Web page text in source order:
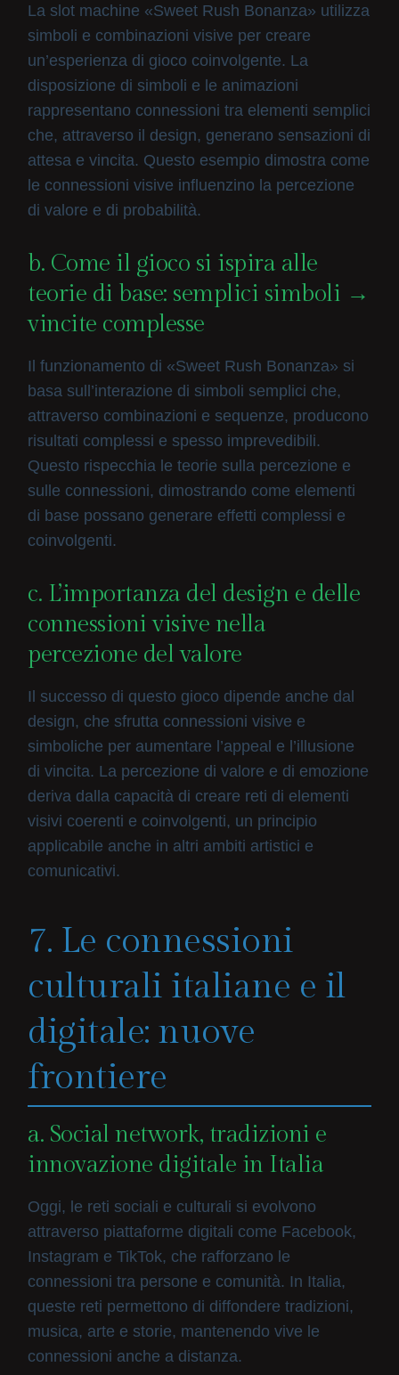
La slot machine «Sweet Rush Bonanza» utilizza
simboli e combinazioni visive per creare
un’esperienza di gioco coinvolgente. La
disposizione di simboli e le animazioni
rappresentano connessioni tra elementi semplici
che, attraverso il design, generano sensazioni di
attesa e vincita. Questo esempio dimostra come
le connessioni visive influenzino la percezione
di valore e di probabilità.
b. Come il gioco si ispira alle
teorie di base: semplici simboli →
vincite complesse
Il funzionamento di «Sweet Rush Bonanza» si
basa sull’interazione di simboli semplici che,
attraverso combinazioni e sequenze, producono
risultati complessi e spesso imprevedibili.
Questo rispecchia le teorie sulla percezione e
sulle connessioni, dimostrando come elementi
di base possano generare effetti complessi e
coinvolgenti.
c. L’importanza del design e delle
connessioni visive nella
percezione del valore
Il successo di questo gioco dipende anche dal
design, che sfrutta connessioni visive e
simboliche per aumentare l’appeal e l’illusione
di vincita. La percezione di valore e di emozione
deriva dalla capacità di creare reti di elementi
visivi coerenti e coinvolgenti, un principio
applicabile anche in altri ambiti artistici e
comunicativi.
7. Le connessioni
culturali italiane e il
digitale: nuove
frontiere
a. Social network, tradizioni e
innovazione digitale in Italia
Oggi, le reti sociali e culturali si evolvono
attraverso piattaforme digitali come Facebook,
Instagram e TikTok, che rafforzano le
connessioni tra persone e comunità. In Italia,
queste reti permettono di diffondere tradizioni,
musica, arte e storie, mantenendo vive le
connessioni anche a distanza.